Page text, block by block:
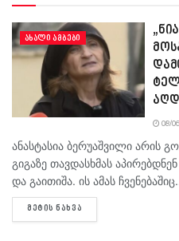
ᲐᲮᲐᲚᲘ ᲐᲛᲑᲔᲑᲘ
08/
ანასტასია ბერუაშვილი არის
გიგაზე თავდასხმას
და გაითიშა. ის ამას
ᲛᲔᲢᲘᲡ ᲜᲐᲮᲕᲐ